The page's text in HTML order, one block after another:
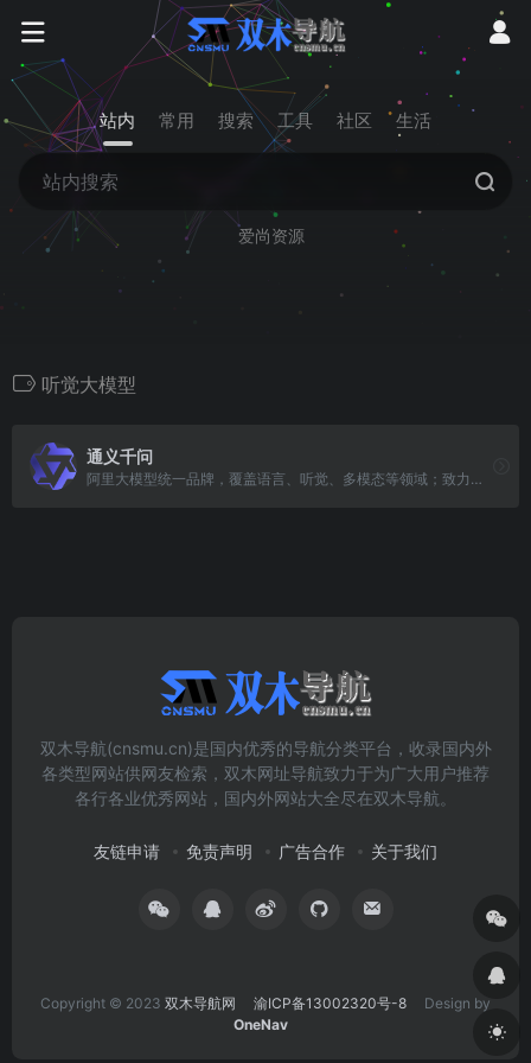
站内 常用 搜索 工具 社区 生活
爱尚资源
听觉大模型
通义千问
阿里大模型统一品牌，覆盖语言、听觉、多模态等领域；致力于实现接近人类智慧的通用智能，让AI从“单一感官”到“五官全开”
双木导航(cnsmu.cn)是国内优秀的导航分类平台，收录国内外
各类型网站供网友检索，双木网址导航致力于为广大用户推荐
各行各业优秀网站，国内外网站大全尽在双木导航。
友链申请 免责声明 广告合作 关于我们
Copyright © 2023 双木导航网 渝ICP备13002320号-8 Design by
OneNav